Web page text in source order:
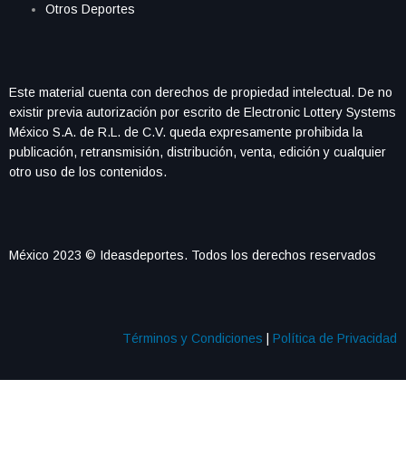
Otros Deportes
Este material cuenta con derechos de propiedad intelectual. De no
existir previa autorización por escrito de Electronic Lottery Systems
México S.A. de R.L. de C.V. queda expresamente prohibida la
publicación, retransmisión, distribución, venta, edición y cualquier
otro uso de los contenidos.
México 2023 © Ideasdeportes. Todos los derechos reservados
Términos y Condiciones Política de Privacidad